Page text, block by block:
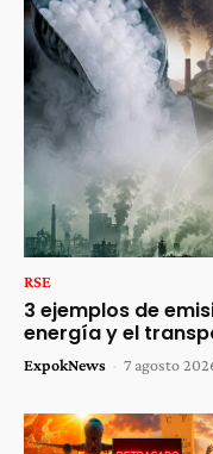
RSE
3 ejemplos de
energía y el
ExpokNews - 7 agosto